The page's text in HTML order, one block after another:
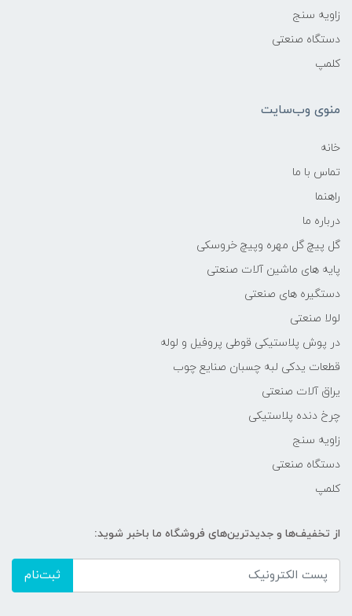
زاویه سنج
دستگاه صنعتی
کلمپ
منوی وب‌سایت
خانه
تماس با ما
راهنما
درباره ما
گل پیچ گل مهره وپیچ خروسکی
پایه های ماشین آلات صنعتی
دستگیره های صنعتی
لولا صنعتی
در پوش پلاستیکی قوطی پروفیل و لوله
قطعات یدکی لبه چسبان صنایع چوب
یراق آلات صنعتی
چرخ دنده پلاستیکی
زاویه سنج
دستگاه صنعتی
کلمپ
از تخفیف‌ها و جدیدترین‌های فروشگاه ما باخبر شوید:
ثبت‌نام